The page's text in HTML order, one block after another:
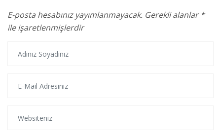
E-posta hesabınız yayımlanmayacak. Gerekli alanlar *
ile işaretlenmişlerdir